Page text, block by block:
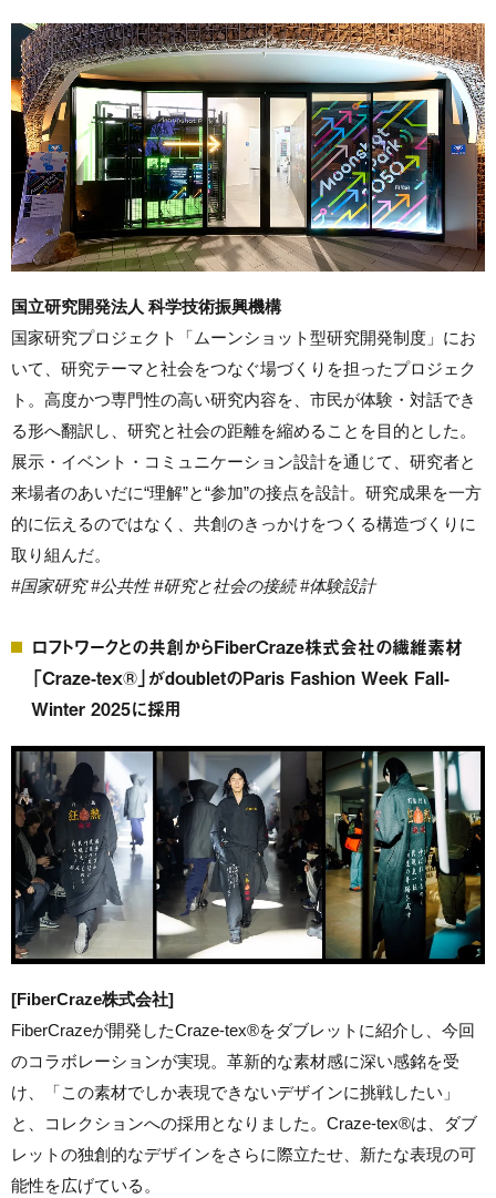
国立研究開発法人 科学技術振興機構
国家研究プロジェクト「ムーンショット型研究開発制度」にお
いて、研究テーマと社会をつなぐ場づくりを担ったプロジェク
ト。高度かつ専門性の高い研究内容を、市民が体験・対話でき
る形へ翻訳し、研究と社会の距離を縮めることを目的とした。
展示・イベント・コミュニケーション設計を通じて、研究者と
来場者のあいだに“理解”と“参加”の接点を設計。研究成果を一方
的に伝えるのではなく、共創のきっかけをつくる構造づくりに
取り組んだ。
#国家研究 #公共性 #研究と社会の接続 #体験設計
ロフトワークとの共創からFiberCraze株式会社の繊維素材
「Craze-tex®」がdoubletのParis Fashion Week Fall-
Winter 2025に採用
[FiberCraze株式会社]
FiberCrazeが開発したCraze-tex®をダブレットに紹介し、今回
のコラボレーションが実現。革新的な素材感に深い感銘を受
け、「この素材でしか表現できないデザインに挑戦したい」
と、コレクションへの採用となりました。Craze-tex®は、ダブ
レットの独創的なデザインをさらに際立たせ、新たな表現の可
能性を広げている。